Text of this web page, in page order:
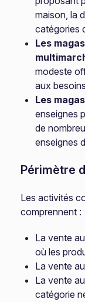
maison, la
catégories
Les
modeste
aux
Les
enseignes
de
enseignes
Périmètre
Les activités
comprennent :
La vente
où les
La vente
La vente
catégorie